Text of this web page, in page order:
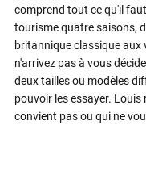
comprend tout ce qu'il
tourisme quatre saisons,
britannique classique aux
n'arrivez pas à vous
deux tailles ou modèles
pouvoir les essayer.
convient pas ou qui ne